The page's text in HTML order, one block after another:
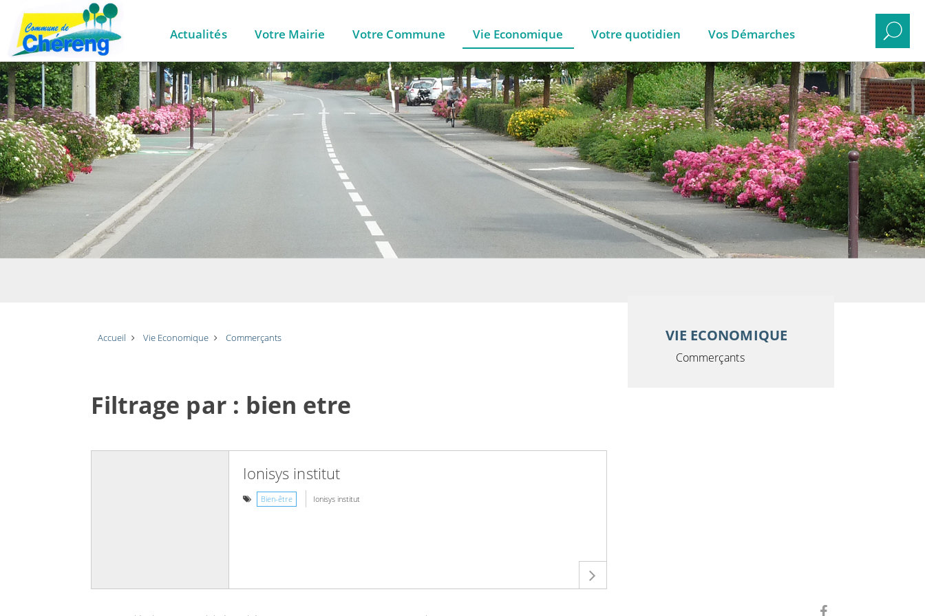
Actualités Votre Mairie Votre Commune Vie Economique Votre quotidien Vos Démarches
Accueil Vie Economique Commerçants
Filtrage par : bien etre
Ionisys institut
Bien-être Ionisys institut
VIE ECONOMIQUE
Commerçants